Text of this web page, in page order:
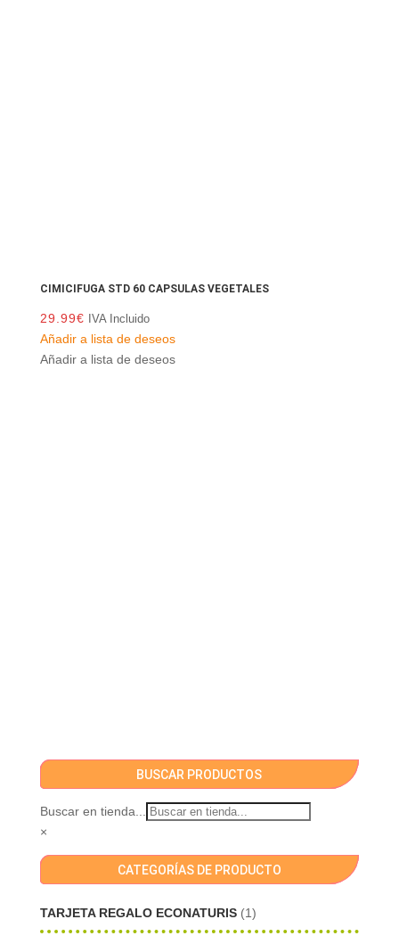
CIMICIFUGA STD 60 CAPSULAS VEGETALES
29.99€ IVA Incluido
Añadir a lista de deseos
Añadir a lista de deseos
BUSCAR PRODUCTOS
Buscar en tienda...
×
CATEGORÍAS DE PRODUCTO
TARJETA REGALO ECONATURIS (1)